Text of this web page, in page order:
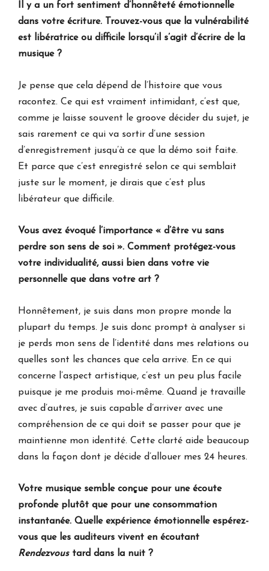
Il y a un fort sentiment d’honnêteté émotionnelle
dans votre écriture. Trouvez-vous que la vulnérabilité
est libératrice ou difficile lorsqu’il s’agit d’écrire de la
musique ?
Je pense que cela dépend de l’histoire que vous
racontez. Ce qui est vraiment intimidant, c’est que,
comme je laisse souvent le groove décider du sujet, je
sais rarement ce qui va sortir d’une session
d’enregistrement jusqu’à ce que la démo soit faite.
Et parce que c’est enregistré selon ce qui semblait
juste sur le moment, je dirais que c’est plus
libérateur que difficile.
Vous avez évoqué l’importance « d’être vu sans
perdre son sens de soi ». Comment protégez-vous
votre individualité, aussi bien dans votre vie
personnelle que dans votre art ?
Honnêtement, je suis dans mon propre monde la
plupart du temps. Je suis donc prompt à analyser si
je perds mon sens de l’identité dans mes relations ou
quelles sont les chances que cela arrive. En ce qui
concerne l’aspect artistique, c’est un peu plus facile
puisque je me produis moi-même. Quand je travaille
avec d’autres, je suis capable d’arriver avec une
compréhension de ce qui doit se passer pour que je
maintienne mon identité. Cette clarté aide beaucoup
dans la façon dont je décide d’allouer mes 24 heures.
Votre musique semble conçue pour une écoute
profonde plutôt que pour une consommation
instantanée. Quelle expérience émotionnelle espérez-
vous que les auditeurs vivent en écoutant
Rendezvoustard dans la nuit ?